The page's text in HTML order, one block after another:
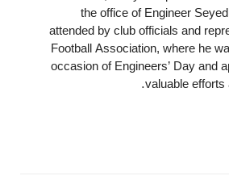
the office of Engineer
attended by club officials and
Football Association, where he
occasion of Engineers’ Day and
valuable efforts